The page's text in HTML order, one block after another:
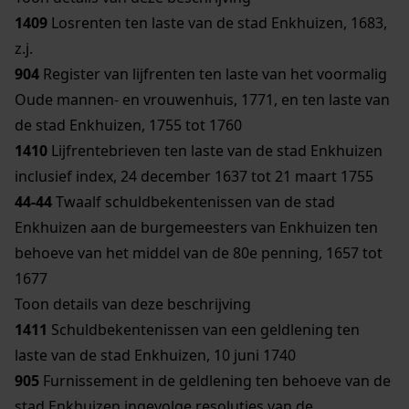
1409 Losrenten ten laste van de stad Enkhuizen, 1683,
z.j.
904 Register van lijfrenten ten laste van het voormalig
Oude mannen- en vrouwenhuis, 1771, en ten laste van
de stad Enkhuizen, 1755 tot 1760
1410 Lijfrentebrieven ten laste van de stad Enkhuizen
inclusief index, 24 december 1637 tot 21 maart 1755
44-44Twaalf schuldbekentenissen van de stad
Enkhuizen aan de burgemeesters van Enkhuizen ten
behoeve van het middel van de 80e penning, 1657 tot
1677
Toon details van deze beschrijving
1411 Schuldbekentenissen van een geldlening ten
laste van de stad Enkhuizen, 10 juni 1740
905 Furnissement in de geldlening ten behoeve van de